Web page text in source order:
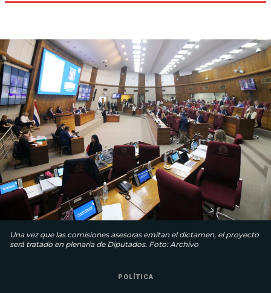
Una vez que las comisiones asesoras emitan el dictamen, el proyecto
será tratado en plenaria de Diputados. Foto: Archivo
POLÍTICA